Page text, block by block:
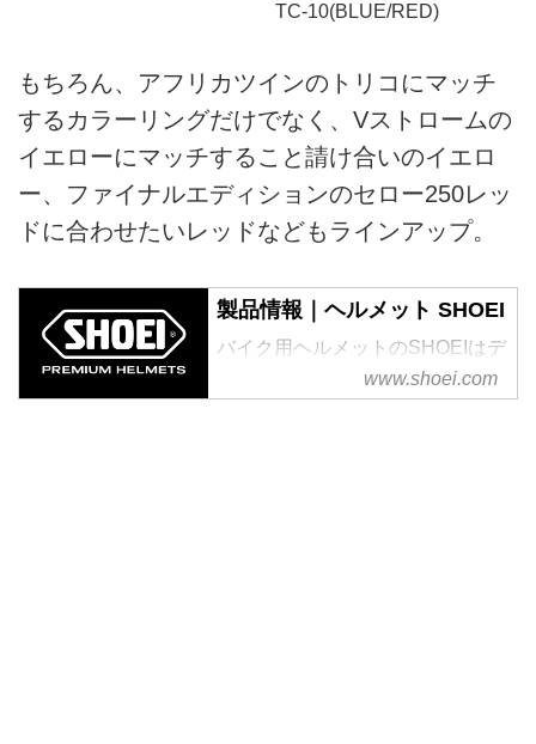
TC-10(BLUE/RED)
もちろん、アフリカツインのトリコにマッチ
するカラーリングだけでなく、Vストロームの
イエローにマッチすること請け合いのイエロ
ー、ファイナルエディションのセロー250レッ
ドに合わせたいレッドなどもラインアップ。
製品情報｜ヘルメット SHOEI
バイク用ヘルメットのSHOEIはデ
ザイン性、機能性、そして高い安
全性能を追求した最高品質のプレ
www.shoei.com